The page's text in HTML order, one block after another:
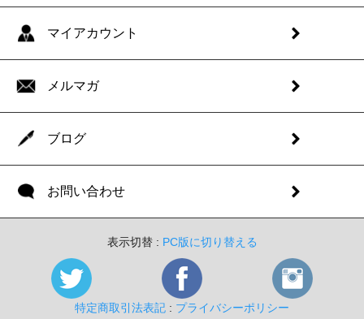
マイアカウント
メルマガ
ブログ
お問い合わせ
表示切替 : PC版に切り替える
特定商取引法表記 : プライバシーポリシー